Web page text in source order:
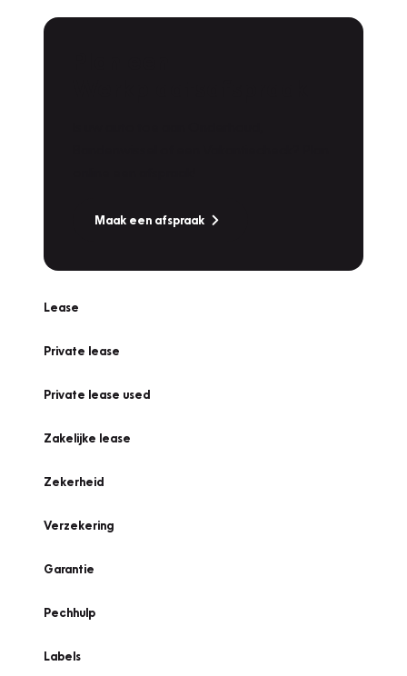
Maak een afspraak
Lease
Private lease
Private lease used
Zakelijke lease
Zekerheid
Verzekering
Garantie
Pechhulp
Labels